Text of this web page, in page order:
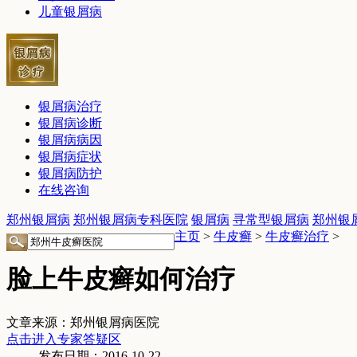
儿童银屑病
银屑病治疗
银屑病诊断
银屑病病因
银屑病症状
银屑病防护
在线咨询
郑州银屑病 郑州银屑病专科医院 银屑病 寻常型银屑病 郑州银
主页 > 牛皮癣 > 牛皮癣治疗 >
脸上牛皮癣如何治疗
文章来源：郑州银屑病医院
点击进入专家答疑区